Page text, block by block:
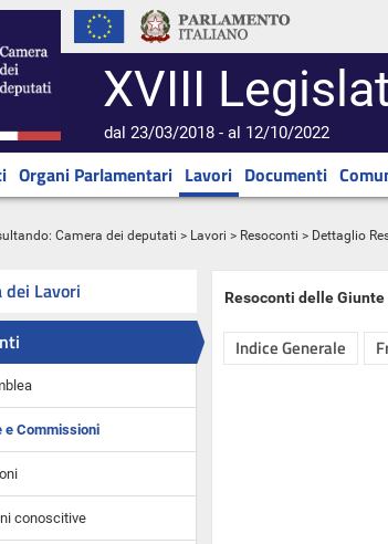
XVIII
dal 23/03/2018 - al 12/10/2022
Organi Parlamentari Lavori Documenti
Camera dei deputati > Lavori > Resoconti > Dettaglio
dei Lavori
e Commissioni
conoscitive
Resoconti delle
Indice Generale